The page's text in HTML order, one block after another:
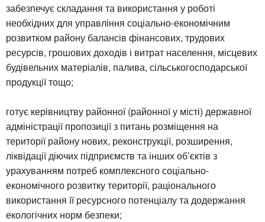
забезпечує складання та використання у роботі
необхідних для управління соціально-економічним
розвитком району балансів фінансових, трудових
ресурсів, грошових доходів і витрат населення, місцевих
будівельних матеріалів, палива, сільськогосподарської
продукції тощо;
готує керівництву районної (районної у місті) державної
адміністрації пропозиції з питань розміщення на
території району нових, реконструкції, розширення,
ліквідації діючих підприємств та інших об’єктів з
урахуванням потреб комплексного соціально-
економічного розвитку території, раціонального
використання її ресурсного потенціалу та додержання
екологічних норм безпеки;